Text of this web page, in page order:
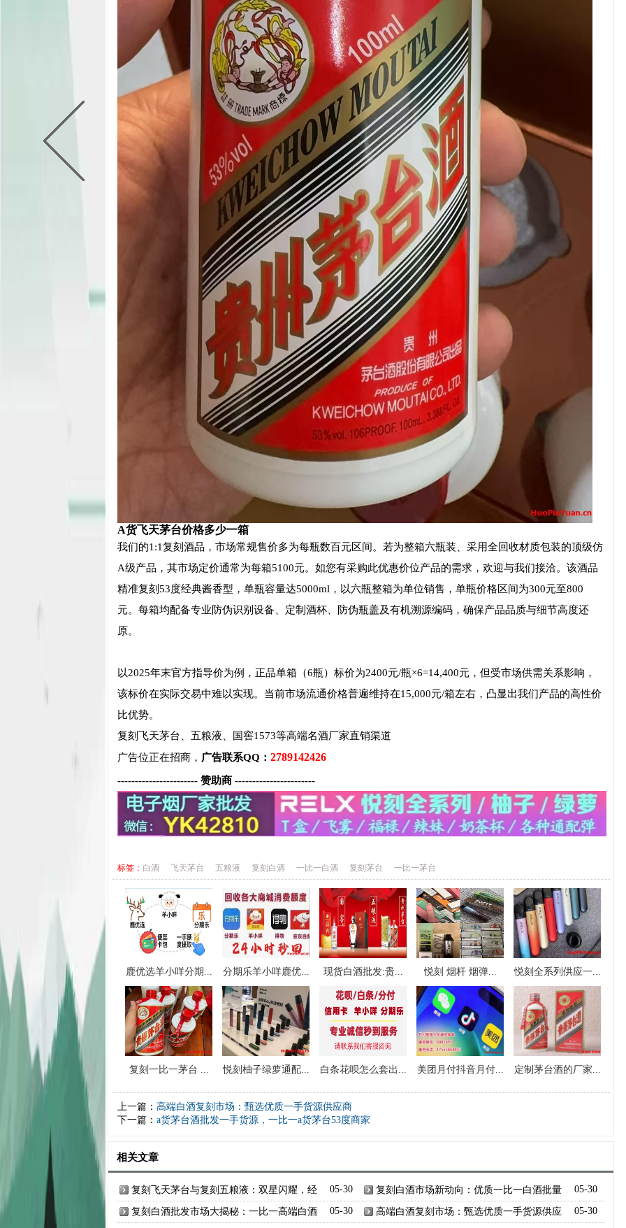
A货飞天茅台价格多少一箱
我们的1:1复刻酒品，市场常规售价多为每瓶数百元区间。若为整箱六瓶装、采用全回收材质包装的顶级仿
A级产品，其市场定价通常为每箱5100元。如您有采购此优惠价位产品的需求，欢迎与我们接洽。该酒品
精准复刻53度经典酱香型，单瓶容量达5000ml，以六瓶整箱为单位销售，单瓶价格区间为300元至800
元。每箱均配备专业防伪识别设备、定制酒杯、防伪瓶盖及有机溯源编码，确保产品品质与细节高度还
原。
以2025年末官方指导价为例，正品单箱（6瓶）标价为2400元/瓶×6=14,400元，但受市场供需关系影响，
该标价在实际交易中难以实现。当前市场流通价格普遍维持在15,000元/箱左右，凸显出我们产品的高性价
比优势。
复刻飞天茅台、五粮液、国窖1573等高端名酒厂家直销渠道
广告位正在招商， 广告联系QQ： 2789142426
----------------------- 赞助商 -----------------------
标签： 白酒 飞天茅台 五粮液 复刻白酒 一比一白酒 复刻茅台 一比一茅台
鹿优选羊小咩分期... 分期乐羊小咩鹿优... 现货白酒批发:贵... 悦刻 烟杆 烟弹... 悦刻全系列供应一...
复刻一比一茅台 ... 悦刻柚子绿萝通配... 白条花呗怎么套出... 美团月付抖音月付... 定制茅台酒的厂家...
上一篇： 高端白酒复刻市场：甄选优质一手货源供应商
下一篇： a货茅台酒批发一手货源，一比一a货茅台53度商家
相关文章
05-30
复刻飞天茅台与复刻五粮液：双星闪耀，经
典酱香与浓香触手可及
05-30
复刻白酒市场新动向：优质一比一白酒批量
供应
05-30
复刻白酒批发市场大揭秘：一比一高端白酒 05-30
高端白酒复刻市场：甄选优质一手货源供应